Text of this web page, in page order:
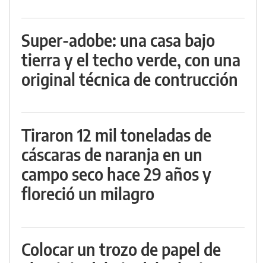
Super-adobe: una casa bajo
tierra y el techo verde, con una
original técnica de contrucción
Tiraron 12 mil toneladas de
cáscaras de naranja en un
campo seco hace 29 años y
floreció un milagro
Colocar un trozo de papel de